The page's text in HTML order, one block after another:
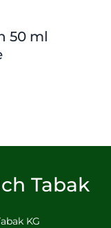
50 ml
Tabak
KG